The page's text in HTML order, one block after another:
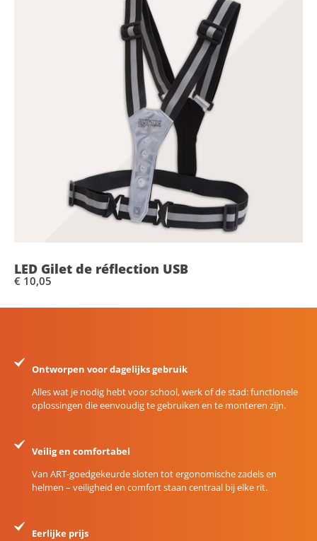
LED Gilet de réflection USB
€ 10,05
Ontworpen voor dagelijks gebruik
Alles wat je nodig hebt voor school, werk of de stad: functionele
oplossingen die eenvoudig te gebruiken en te monteren zijn.
Veilig en comfortabel
Van ART-goedgekeurde sloten tot ergonomische zadels en
helmen – veiligheid en comfort staan centraal bij elke rit.
Eerlijke prijs